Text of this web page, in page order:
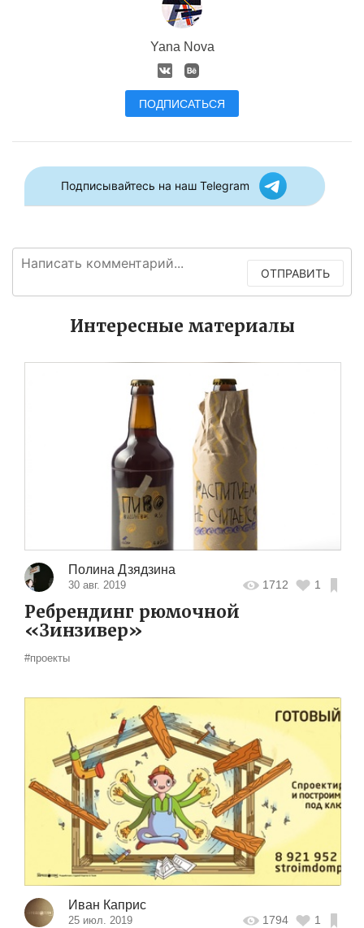
Yana Nova
ПОДПИСАТЬСЯ
Подписывайтесь на наш Telegram
ОТПРАВИТЬ
Интересные материалы
Полина Дзядзина
30 авг. 2019 1712 1
Ребрендинг рюмочной
«Зинзивер»
#проекты
Иван Каприс
25 июл. 2019 1794 1